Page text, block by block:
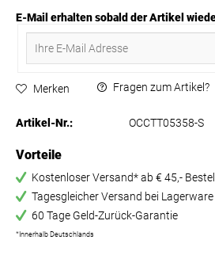
E-Mail erhalten sobald der Artikel
Merken Fragen zum Artikel?
Artikel-Nr.: OCCTT05358-S
Vorteile
Kostenloser Versand* ab € 45,-
Tagesgleicher Versand bei
60 Tage Geld-Zurück-Garantie
*Innerhalb Deutschlands